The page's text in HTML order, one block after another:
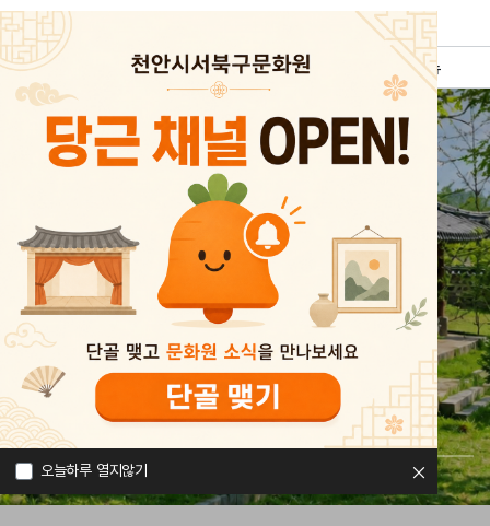
오늘하루 열지않기
천안시서북구문화원
로그인 전체메뉴
백제 초도의 얼이
깃든, 천안시 서북구
천안시서북구문화원에서 서북구의 문화와
소식들을 만나보세요.
02 / 04